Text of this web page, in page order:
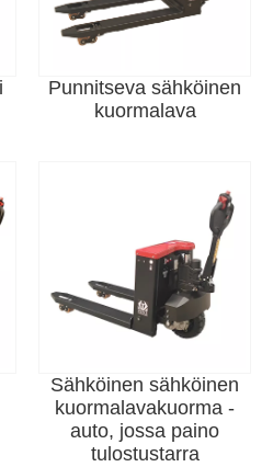
Punnitseva sähköinen
kuormalava
Sähköinen sähköinen
kuormalavakuorma -
auto, jossa paino
tulostustarra